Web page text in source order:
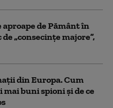
de Pământ în
„consecințe majore”,
din Europa. Cum
buni spioni și de ce